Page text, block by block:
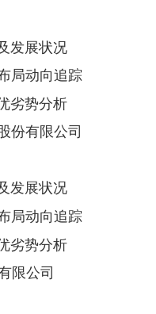
发展状况
局动向追踪
劣势分析
份有限公司
发展状况
局动向追踪
劣势分析
限公司